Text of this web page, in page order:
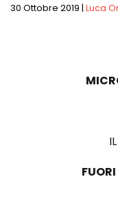
30 Ottobre 2019 | Luca